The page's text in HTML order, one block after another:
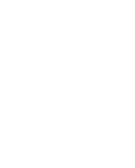
que
de 22 años
de